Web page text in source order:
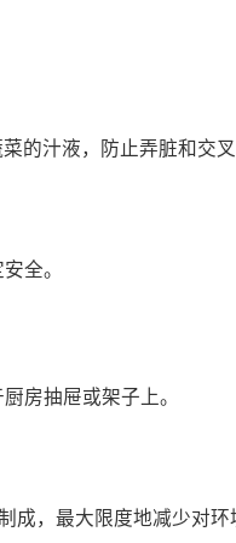
的汁液，防止弄脏和交叉
全。
房抽屉或架子上。
，最大限度地减少对环